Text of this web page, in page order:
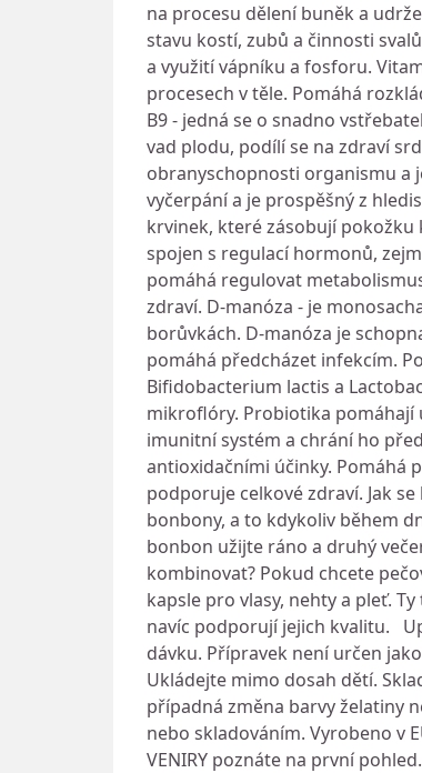
na procesu dělení buněk a
stavu kostí, zubů a činnosti
a využití vápníku a fosforu.
procesech v těle. Pomáhá
B9 - jedná se o snadno
vad plodu, podílí se na zdraví
obranyschopnosti organismu a
vyčerpání a je prospěšný z
krvinek, které zásobují pokožku
spojen s regulací hormonů,
pomáhá regulovat
zdraví. D-manóza - je
borůvkách. D-manóza je
pomáhá předcházet infekcím.
Bifidobacterium lactis a
mikroflóry. Probiotika pomáhají
imunitní systém a chrání ho
antioxidačními účinky. Pomáhá
podporuje celkové zdraví. Jak
bonbony, a to kdykoliv během
bonbon užijte ráno a druhý
kombinovat? Pokud chcete
kapsle pro vlasy, nehty a pleť.
navíc podporují jejich kvalitu.
dávku. Přípravek není určen
Ukládejte mimo dosah dětí.
případná změna barvy želatiny
nebo skladováním. Vyrobeno v
VENIRY poznáte na první